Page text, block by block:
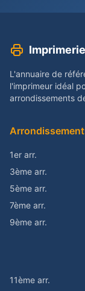
L'annuaire de
l'imprimeur idéal
arrondissements
1er arr.
3ème arr.
5ème arr.
7ème arr.
9ème arr.
11ème arr.